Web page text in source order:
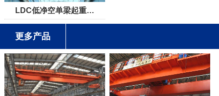
LDC低净空单梁起重…
更多产品